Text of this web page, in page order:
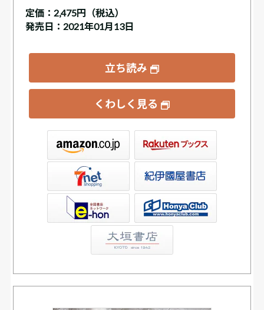
定価： 2,475円（税込）
発売日：2021年01月13日
立ち読み
くわしく見る
書店ウェブストア